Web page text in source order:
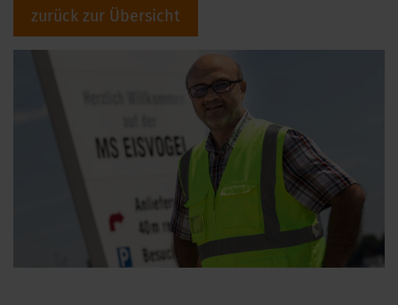
zurück zur Übersicht